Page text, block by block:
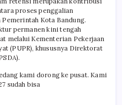
proses penggalian
Kota Bandung.
permanen kini tengah
melalui Kementerian Pekerjaan
(PUPR), khususnya Direktorat
kami dorong ke pusat. Kami
sudah bisa